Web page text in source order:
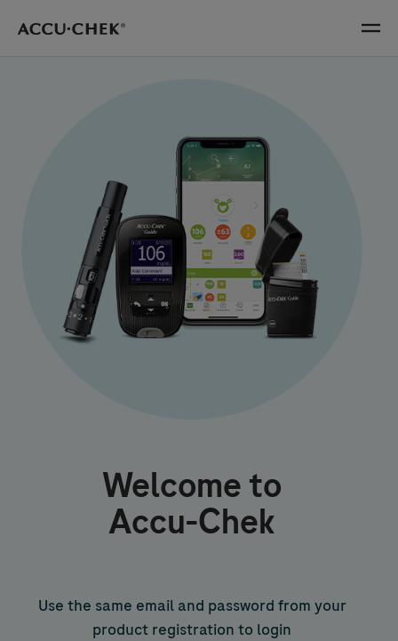
Skip navigation Menu
Welcome to
Accu-Chek
Use the same email and password from your
product registration to login